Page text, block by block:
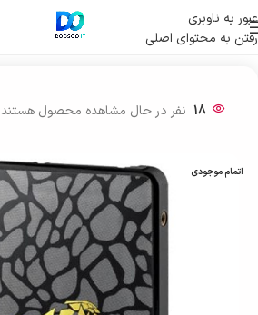
عبور به ناوبری
رفتن به محتوای اصلی
خانه/ ذخیره ساز اطلاعات
18 نفر در حال مشاهده محصول هستند
اتمام موجودی